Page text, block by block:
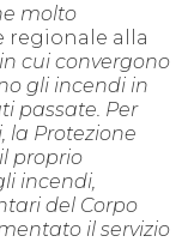
molto
regionale alla
in cui convergono
gli incendi in
passate. Per
la Protezione
proprio
incendi,
del Corpo
il servizio